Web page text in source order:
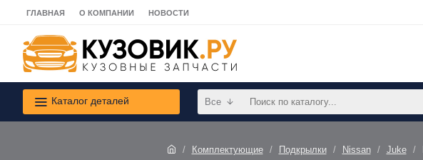
ГЛАВНАЯ О КОМПАНИИ НОВОСТИ
Каталог деталей Все
Комплектующие Подкрылки Nissan Juke